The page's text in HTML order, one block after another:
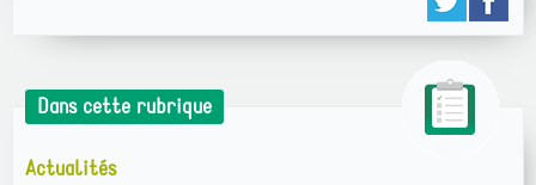
Dans cette rubrique
Actualités